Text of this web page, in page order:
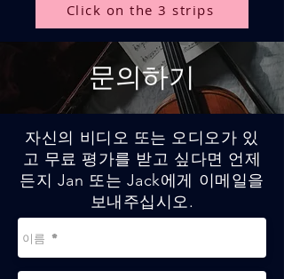
Click on the 3 strips
문의하기
자신의 비디오 또는 오디오가 있
고 무료 평가를 받고 싶다면 언제
든지 Jan 또는 Jack에게 이메일을
보내주십시오.